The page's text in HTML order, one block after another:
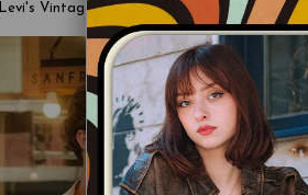
Levi's Vintage Clothing Original Pantolon